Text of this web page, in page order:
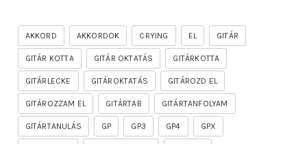
AKKORD AKKORDOK CRYING EL GITÁR
GITÁR KOTTA GITÁR OKTATÁS GITÁRKOTTA
GITÁRLECKE GITÁROKTATÁS GITÁROZD EL
GITÁROZZAM EL GITÁRTAB GITÁRTANFOLYAM
GITÁRTANULÁS GP GP3 GP4 GPX